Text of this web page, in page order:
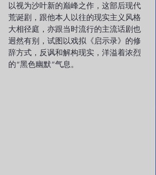
以视为沙叶新的巅峰之作，这部后现代
荒诞剧，跟他本人以往的现实主义风格
大相径庭，亦跟当时流行的主流话剧也
迥然有别，试图以戏拟《启示录》的修
辞方式，反讽和解构现实，洋溢着浓烈
的“黑色幽默”气息。